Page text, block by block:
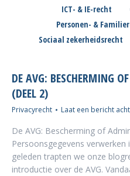
ICT- & IE-recht
Personen- &
Sociaal zekerheidsrecht
DE AVG: BESCHERMING
(DEEL 2)
Privacyrecht Laat een bericht
De AVG: Bescherming of
Persoonsgegevens
geleden trapten we onze
introductie over de AVG.